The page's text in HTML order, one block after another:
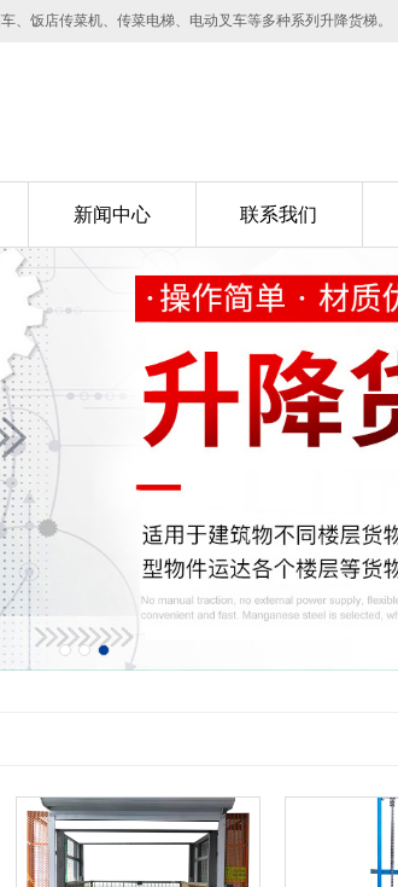
饭店传菜机、传菜电梯、电动叉车等多种系列升降货梯。
新闻中心 联系我们